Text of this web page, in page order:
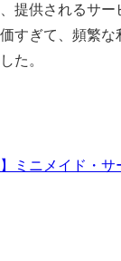
提供されるサー
すぎて、頻繁な
た。
ミニメイド・サ